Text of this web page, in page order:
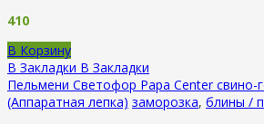
410
В Корзину
В Закладки В Закладки
Пельмени Светофор Papa Center свино-
(Аппаратная лепка) заморозка, блины /